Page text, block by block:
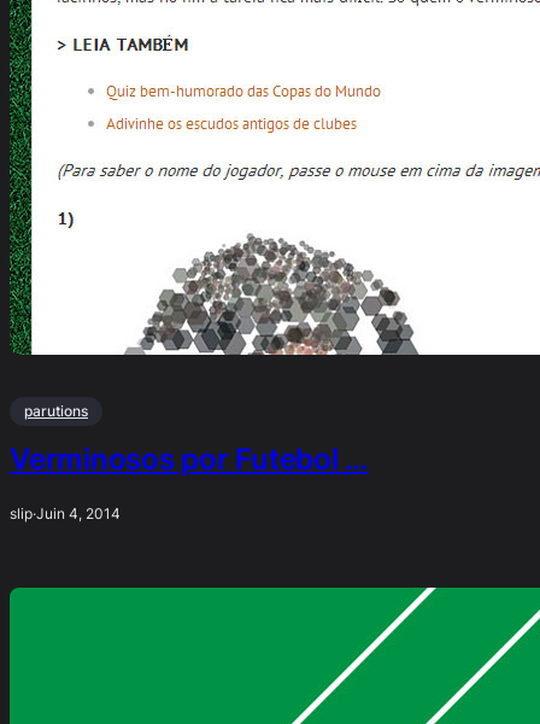
parutions
Verminosos por Futebol …
slip·Juin 4, 2014